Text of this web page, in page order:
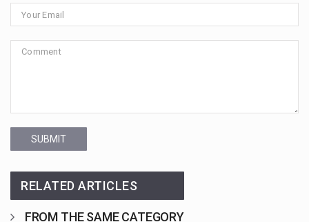
SUBMIT
RELATED ARTICLES
FROM THE SAME CATEGORY